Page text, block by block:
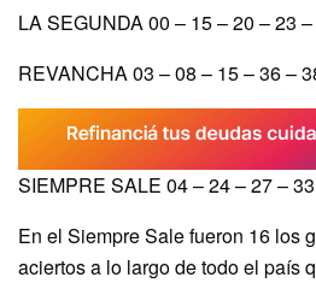
LA SEGUNDA 00 – 15 – 20 – 23
REVANCHA 03 – 08 – 15 – 36 –
SIEMPRE SALE 04 – 24 – 27 –
En el Siempre Sale fueron 16 los
aciertos a lo largo de todo el país